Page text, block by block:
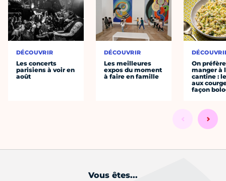
DÉCOUVRIR
Les concerts
parisiens à voir en
août
DÉCOUVRIR
Les meilleures
expos du moment
à faire en famille
On préfère
manger à
cantine :
aux
façon
Vous êtes...